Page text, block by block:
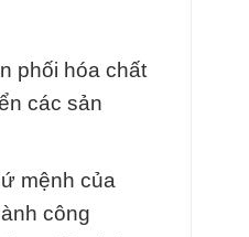
phối hóa chất
các sản
mệnh của
công